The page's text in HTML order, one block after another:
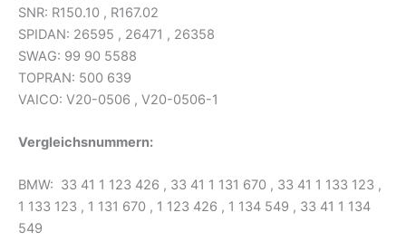
SNR: R150.10 , R167.02
SPIDAN: 26595 , 26471 , 26358
SWAG: 99 90 5588
TOPRAN: 500 639
VAICO: V20-0506 , V20-0506-1
Vergleichsnummern:
BMW: 33 41 1 123 426 , 33 41 1 131 670 , 33 41 1 133 123 ,
1 133 123 , 1 131 670 , 1 123 426 , 1 134 549 , 33 41 1 134
549